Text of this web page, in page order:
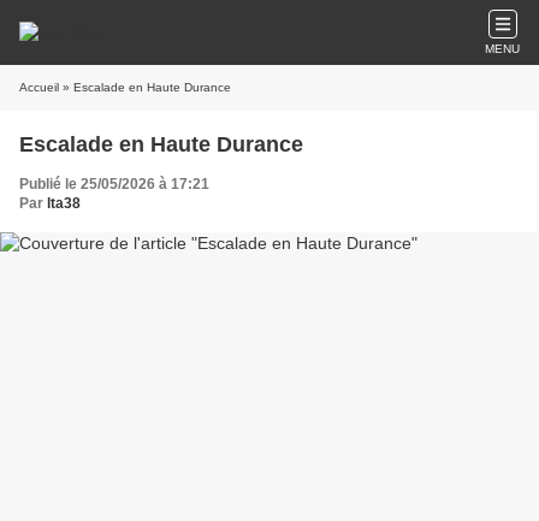
MENU
Accueil » Escalade en Haute Durance
Escalade en Haute Durance
Publié le 25/05/2026 à 17:21
Par lta38